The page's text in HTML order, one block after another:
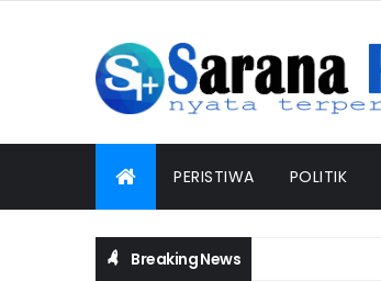
PERISTIWA POLITIK
Breaking News